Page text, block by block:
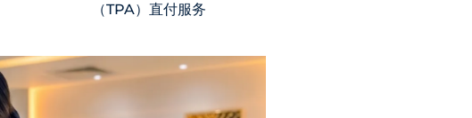
（TPA）直付服务